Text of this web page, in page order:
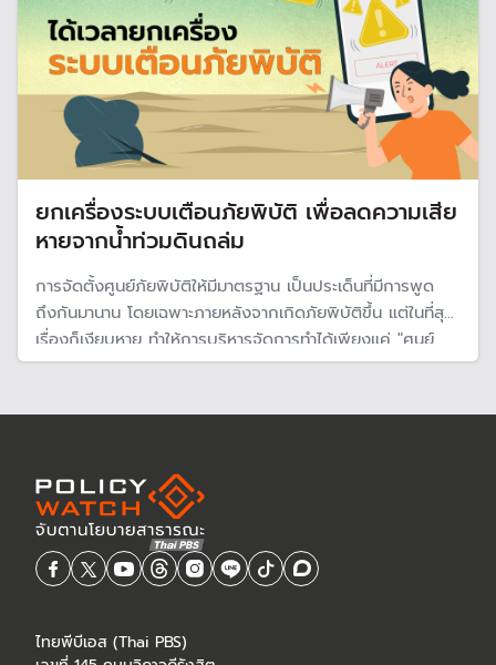
ยกเครื่องระบบเตือนภัยพิบัติ เพื่อลดความเสีย
หายจากน้ำท่วมดินถล่ม
การจัดตั้งศูนย์ภัยพิบัติให้มีมาตรฐาน เป็นประเด็นที่มีการพูด
ถึงกันมานาน โดยเฉพาะภายหลังจากเกิดภัยพิบัติขึ้น แต่ในที่สุด
เรื่องก็เงียบหาย ทำให้การบริหารจัดการทำได้เพียงแค่ "ศูนย์
บัญชาการเฉพาะ" แต่จากสถานการณ์โลกร้อน อาจถึงเวลาต้อง
เกิดบ่อยครั้ง
ไทยพีบีเอส (Thai PBS)